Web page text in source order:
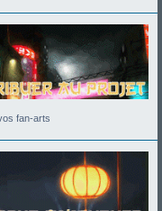
fan-arts